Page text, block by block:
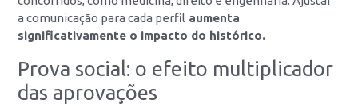
a comunicação para cada perfil aumenta
significativamente o impacto do histórico.
Prova social: o efeito multiplicador
das aprovações